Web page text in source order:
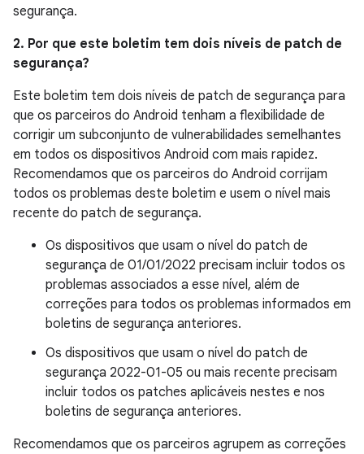
segurança.
2. Por que este boletim tem dois níveis de patch de
segurança?
Este boletim tem dois níveis de patch de segurança para
que os parceiros do Android tenham a flexibilidade de
corrigir um subconjunto de vulnerabilidades semelhantes
em todos os dispositivos Android com mais rapidez.
Recomendamos que os parceiros do Android corrijam
todos os problemas deste boletim e usem o nível mais
recente do patch de segurança.
Os dispositivos que usam o nível do patch de
segurança de 01/01/2022 precisam incluir todos os
problemas associados a esse nível, além de
correções para todos os problemas informados em
boletins de segurança anteriores.
Os dispositivos que usam o nível do patch de
segurança 2022-01-05 ou mais recente precisam
incluir todos os patches aplicáveis nestes e nos
boletins de segurança anteriores.
Recomendamos que os parceiros agrupem as correções